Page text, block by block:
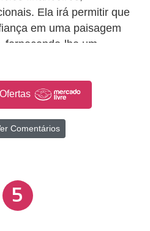
Ela irá permitir que
em uma paisagem
fornecendo-lhe um
técnicas da próxima
no trabalho que
Ofertas
Comentários
5